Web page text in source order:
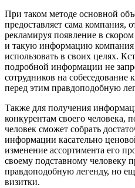
При таком методе основной
предоставляет сама компания,
рекламируя появление в
и такую информацию компания
использовать в своих целях.
подробной информации не
сотрудников на
перед этим правдоподобную
Также для получения
конкурентам своего человека,
человек сможет собрать
информации касательно
изменение ассортимента его
своему подставному человеку
правдоподобную легенду, но
визитки.